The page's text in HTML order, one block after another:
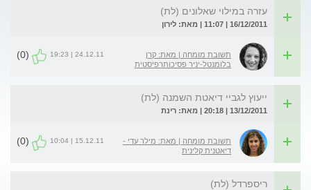
עזרה במילוי שאלונים (לת)
16/12/2011 | 11:07 | מאת: לירון
תשובת מומחה | מאת: קרן
בלומנטל-יניר פסיכותרפיסטית
24.12.11 | 19:23
(0)
ייעוץ לגביי דיאטת השמנה (לת)
13/12/2011 | 20:18 | מאת: רינת
תשובת מומחה | מאת: מילר עדי -
דיאטנית קלינית
15.12.11 | 10:04
(0)
ריספרדל (לת)